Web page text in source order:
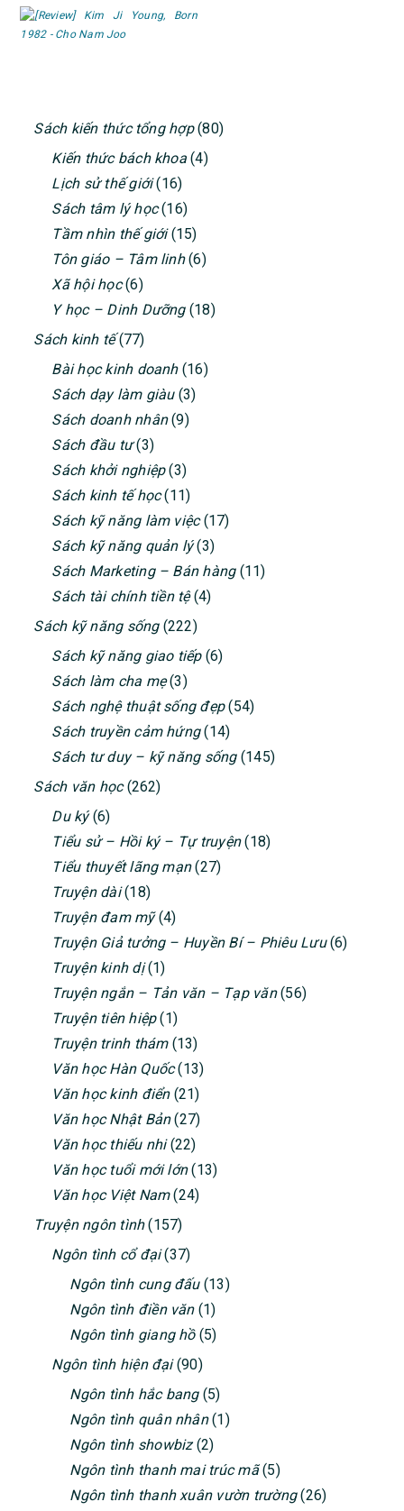
PRIMARY
SIDEBAR
Sách kiến thức tổng hợp(80)
Kiến thức bách khoa(4)
Lịch sử thế giới(16)
Sách tâm lý học(16)
Tầm nhìn thế giới(15)
Tôn giáo – Tâm linh(6)
Xã hội học(6)
Y học – Dinh Dưỡng(18)
Sách kinh tế(77)
Bài học kinh doanh(16)
Sách dạy làm giàu(3)
Sách doanh nhân(9)
Sách đầu tư(3)
Sách khởi nghiệp(3)
Sách kinh tế học(11)
Sách kỹ năng làm việc(17)
Sách kỹ năng quản lý(3)
Sách Marketing – Bán hàng(11)
Sách tài chính tiền tệ(4)
Sách kỹ năng sống(222)
Sách kỹ năng giao tiếp(6)
Sách làm cha mẹ(3)
Sách nghệ thuật sống đẹp(54)
Sách truyền cảm hứng(14)
Sách tư duy – kỹ năng sống(145)
Sách văn học(262)
Du ký(6)
Tiểu sử – Hồi ký – Tự truyện(18)
Tiểu thuyết lãng mạn(27)
Truyện dài(18)
Truyện đam mỹ(4)
Truyện Giả tưởng – Huyền Bí – Phiêu Lưu(6)
Truyện kinh dị(1)
Truyện ngắn – Tản văn – Tạp văn(56)
Truyện tiên hiệp(1)
Truyện trinh thám(13)
Văn học Hàn Quốc(13)
Văn học kinh điển(21)
Văn học Nhật Bản(27)
Văn học thiếu nhi(22)
Văn học tuổi mới lớn(13)
Văn học Việt Nam(24)
Truyện ngôn tình(157)
Ngôn tình cổ đại(37)
Ngôn tình cung đấu(13)
Ngôn tình điền văn(1)
Ngôn tình giang hồ(5)
Ngôn tình hiện đại(90)
Ngôn tình hắc bang(5)
Ngôn tình quân nhân(1)
Ngôn tình showbiz(2)
Ngôn tình thanh mai trúc mã(5)
Ngôn tình thanh xuân vườn trường(26)